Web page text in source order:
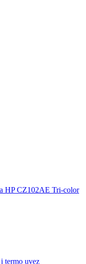
HP CZ102AE Tri-color
termo uvez